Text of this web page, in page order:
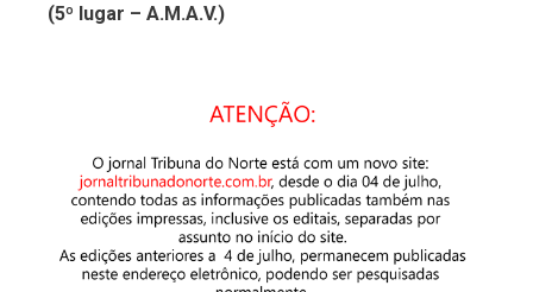
(5º lugar – A.M.A.V.)